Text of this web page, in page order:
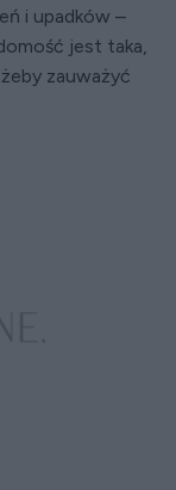
i upadków –
jest taka,
zauważyć